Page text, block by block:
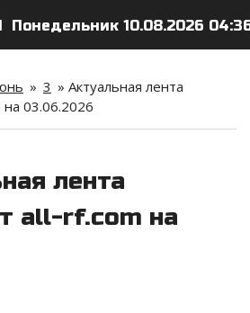
Понедельник 10.08.2026
» 3 » Актуальная лента
03.06.2026
лента
all-rf.com на